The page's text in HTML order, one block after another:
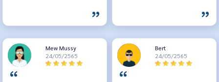
Mew Mussy
24/05/2565
Bert
24/05/2565